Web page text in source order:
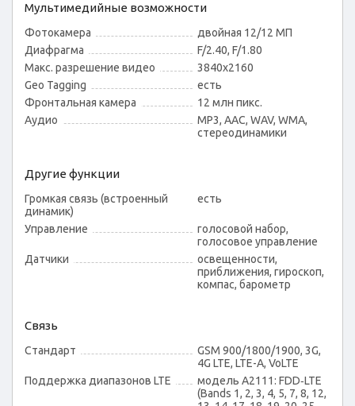
Мультимедийные возможности
Фотокамера
двойная 12/12 МП
Диафрагма
F/2.40, F/1.80
Макс. разрешение видео
3840x2160
Geo Tagging
есть
Фронтальная камера
12 млн пикс.
Аудио
MP3, AAC, WAV, WMA,
стереодинамики
Другие функции
Громкая связь (встроенный
динамик)
есть
Управление
голосовой набор,
голосовое управление
Датчики
освещенности,
приближения, гироскоп,
компас, барометр
Связь
Стандарт
GSM 900/1800/1900, 3G,
4G LTE, LTE-A, VoLTE
Поддержка диапазонов LTE
модель A2111: FDD‑LTE
(Bands 1, 2, 3, 4, 5, 7, 8, 12,